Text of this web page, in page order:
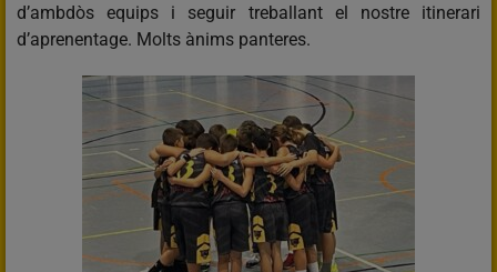
d’ambdòs equips i seguir treballant el nostre itinerari
d’aprenentage. Molts ànims panteres.